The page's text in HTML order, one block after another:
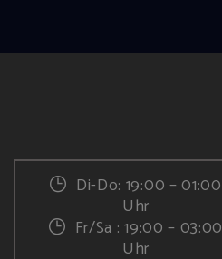
Di-Do: 19:00 – 01:00
Uhr
Fr/Sa : 19:00 – 03:00
Uhr